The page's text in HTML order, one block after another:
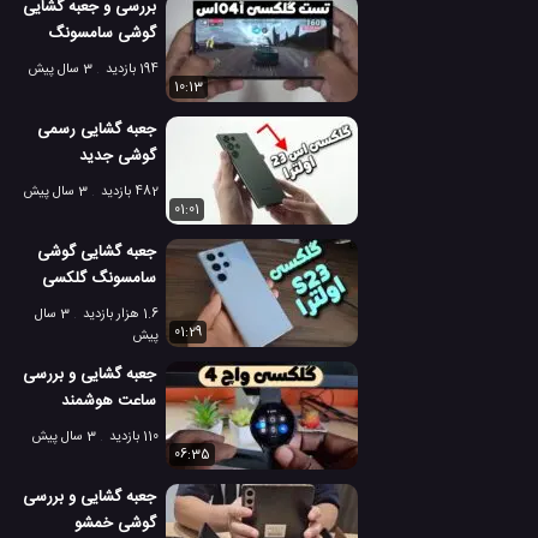
بررسی و جعبه گشایی
گوشی سامسونگ
گلکسی آ 04 اس
194 بازدید
3 سال پیش
10:13
جعبه گشایی رسمی
گوشی جدید
سامسونگ گلکسی
482 بازدید
3 سال پیش
01:01
جعبه گشایی گوشی
سامسونگ گلکسی
S23 اولترا با رنگ آبی
آسمانی!
1.6 هزار بازدید
3 سال
پیش
01:29
جعبه گشایی و بررسی
ساعت هوشمند
گلکسی واچ 4
110 بازدید
3 سال پیش
06:35
جعبه گشایی و بررسی
گوشی خمشو